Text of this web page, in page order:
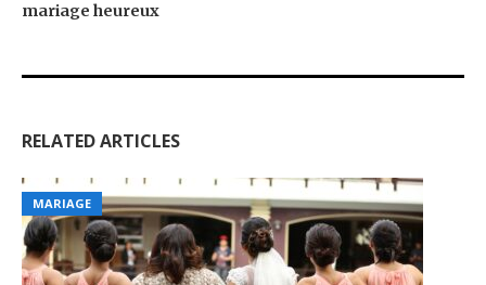
mariage heureux
RELATED ARTICLES
MARIAGE